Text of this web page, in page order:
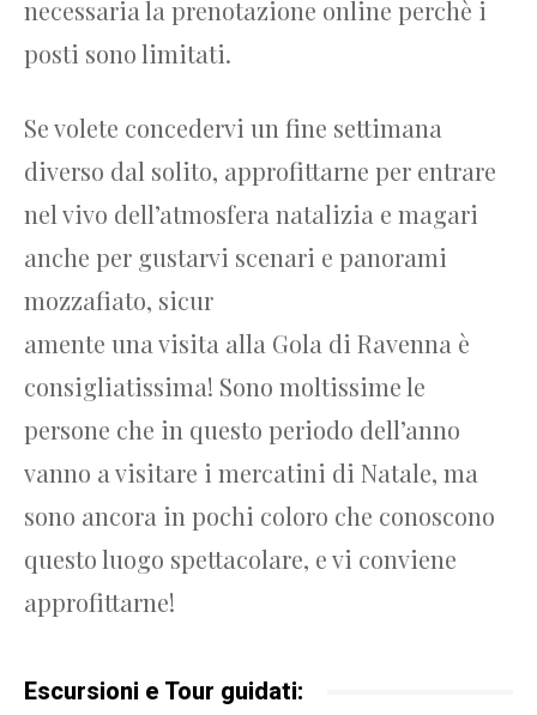
necessaria la prenotazione online perchè i
posti sono limitati.
Se volete concedervi un fine settimana
diverso dal solito, approfittarne per entrare
nel vivo dell’atmosfera natalizia e magari
anche per gustarvi scenari e panorami
mozzafiato, sicur
amente una visita alla Gola di Ravenna è
consigliatissima! Sono moltissime le
persone che in questo periodo dell’anno
vanno a visitare i mercatini di Natale, ma
sono ancora in pochi coloro che conoscono
questo luogo spettacolare, e vi conviene
approfittarne!
Escursioni e Tour guidati: